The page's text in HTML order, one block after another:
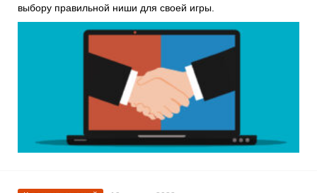
выбору правильной ниши для своей игры.